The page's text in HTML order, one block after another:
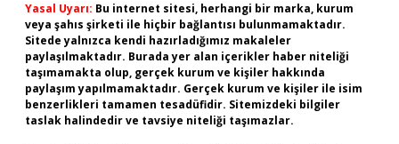
Yasal Uyarı: Bu internet sitesi, herhangi bir marka, kurum
veya şahıs şirketi ile hiçbir bağlantısı bulunmamaktadır.
Sitede yalnızca kendi hazırladığımız makaleler
paylaşılmaktadır. Burada yer alan içerikler haber niteliği
taşımamakta olup, gerçek kurum ve kişiler hakkında
paylaşım yapılmamaktadır. Gerçek kurum ve kişiler ile isim
benzerlikleri tamamen tesadüfidir. Sitemizdeki bilgiler
taslak halindedir ve tavsiye niteliği taşımazlar.